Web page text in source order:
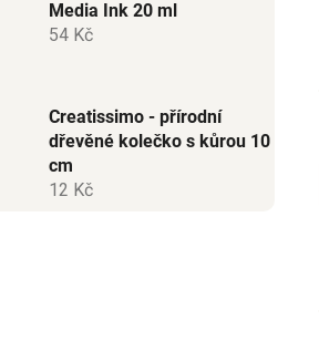
Media Ink 20 ml
54 Kč
Creatissimo - přírodní
dřevěné kolečko s kůrou 10
cm
12 Kč